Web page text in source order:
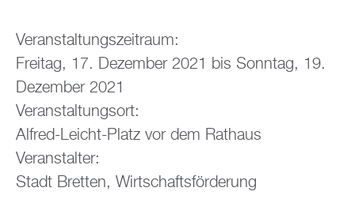
Veranstaltungszeitraum:
Freitag, 17. Dezember 2021
bis Sonntag, 19.
Dezember 2021
Veranstaltungsort:
Alfred-Leicht-Platz vor dem Rathaus
Veranstalter:
Stadt Bretten, Wirtschaftsförderung